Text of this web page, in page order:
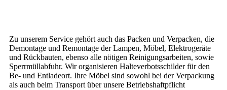
Zu unserem Service gehört auch das Packen und Verpacken, die
Demontage und Remontage der Lampen, Möbel, Elektrogeräte
und Rückbauten, ebenso alle nötigen Reinigungsarbeiten, sowie
Sperrmüllabfuhr. Wir organisieren Halteverbotsschilder für den
Be- und Entladeort. Ihre Möbel sind sowohl bei der Verpackung
als auch beim Transport über unsere Betriebshaftpflicht